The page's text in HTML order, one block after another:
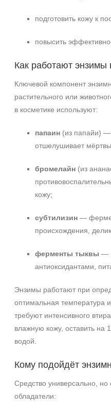
подготовить кожу к
повысить
Как работают энзимы
Ключевой компонент
растительного или
в косметике используют:
папаин (из папайи) —
отшелушивает
бромелайн (из
кожу;
субтилизин —
происхождения,
ферменты тыквы —
антиоксидантами,
Энзимы работают при
оптимальная температура
требуют интенсивного
влажную кожу, оставить на
водой.
Кому подойдёт
Средство универсально, но
обладатели: